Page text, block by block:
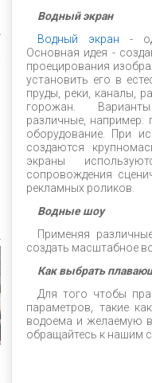
Водный экран
Водный экран -
Основная идея -
проецирования
установить его в
пруды, реки, каналы,
горожан.
различные, например:
оборудование. При
создаются
экраны
сопровождения
рекламных роликов.
Водныешоу
Применяя
создать масштабное
Как выбрать
Для того чтобы
параметров, такие
водоема и желаемую
обращайтесь к нашим